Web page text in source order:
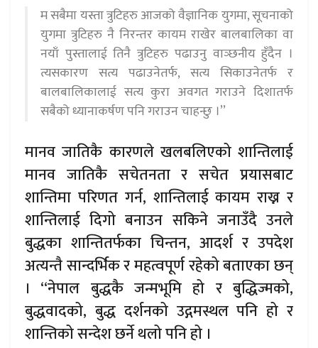
म सबैमा यस्ता त्रुटिहरु आजको वैज्ञानिक युगमा, सूचनाको
युगमा त्रुटिहरु नै निरन्तर कायम राखेर बालबालिका वा
नयाँ पुस्तालाई तिनै त्रुटिहरु पढाउनु वाञ्छनीय हुँदैन ।
त्यसकारण सत्य पढाउनेतर्फ, सत्य सिकाउनेतर्फ र
बालबालिकालाई सत्य कुरा अवगत गराउने दिशातर्फ
सबैको ध्यानाकर्षण पनि गराउन चाहन्छु ।’’
मानव जातिकै कारणले खलबलिएको शान्तिलाई
मानव जातिकै सचेतनता र सचेत प्रयासबाट
शान्तिमा परिणत गर्न, शान्तिलाई कायम राख्न र
शान्तिलाई दिगो बनाउन सकिने जनाउँदै उनले
बुद्धका शान्तितर्फका चिन्तन, आदर्श र उपदेश
अत्यन्तै सान्दर्भिक र महत्वपूर्ण रहेको बताएका छन्
। ‘‘नेपाल बुद्धकै जन्मभूमि हो र बुद्धिज्मको,
बुद्धवादको, बुद्ध दर्शनको उद्गमस्थल पनि हो र
शान्तिको सन्देश छर्ने थलो पनि हो ।